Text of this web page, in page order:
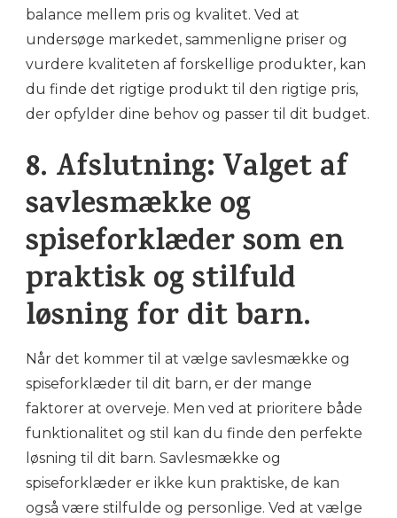
balance mellem pris og kvalitet. Ved at
undersøge markedet, sammenligne priser og
vurdere kvaliteten af forskellige produkter, kan
du finde det rigtige produkt til den rigtige pris,
der opfylder dine behov og passer til dit budget.
8. Afslutning: Valget af
savlesmække og
spiseforklæder som en
praktisk og stilfuld
løsning for dit barn.
Når det kommer til at vælge savlesmække og
spiseforklæder til dit barn, er der mange
faktorer at overveje. Men ved at prioritere både
funktionalitet og stil kan du finde den perfekte
løsning til dit barn. Savlesmække og
spiseforklæder er ikke kun praktiske, de kan
også være stilfulde og personlige. Ved at vælge